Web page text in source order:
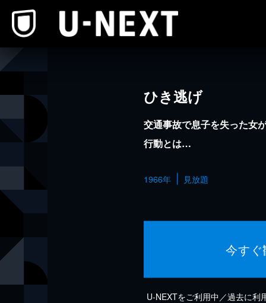
ひき逃げ
交通事故で息子を失った女
行動とは…
1966年 見放題
今す
U-NEXTをご利用中／過去に利